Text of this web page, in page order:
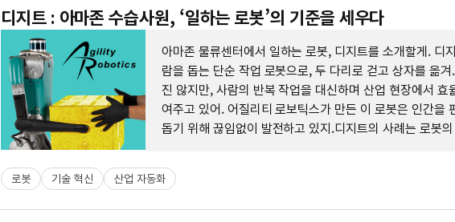
디지트 : 아마존 수습사원, ‘일하는 로봇’의 기준을 세우다
아마존 물류센터에서 일하는 로봇, 디지트를 소개할게. 디
람을 돕는 단순 작업 로봇으로, 두 다리로 걷고 상자를 옮겨
진 않지만, 사람의 반복 작업을 대신하며 산업 현장에서 효
여주고 있어. 어질리티 로보틱스가 만든 이 로봇은 인간을
돕기 위해 끊임없이 발전하고 있지.디지트의 사례는 로봇
로봇 기술 혁신 산업 자동화